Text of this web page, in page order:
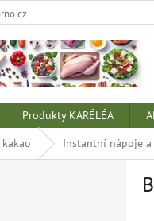
Produkty KARÉLÉA
kakao Instantní nápoje